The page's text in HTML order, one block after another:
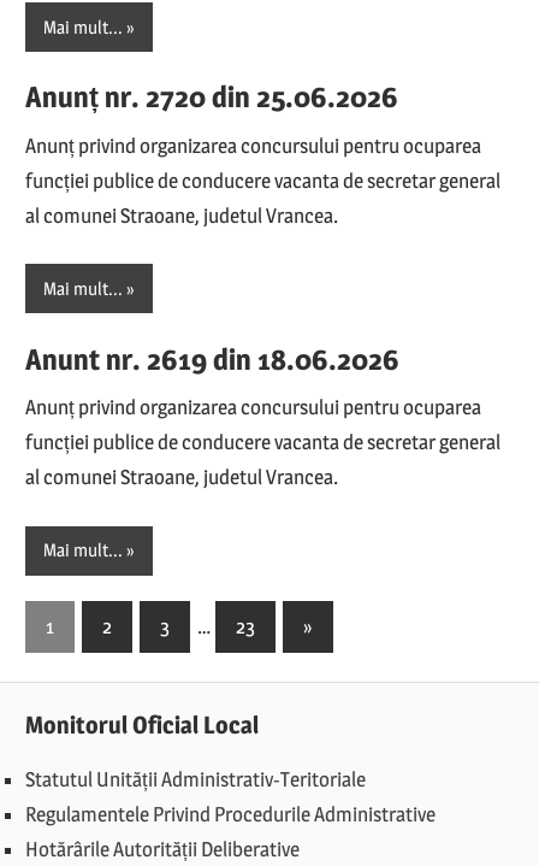
Mai mult...
Anunț nr. 2720 din 25.06.2026
Anunț privind organizarea concursului pentru ocuparea
funcției publice de conducere vacanta de secretar general
al comunei Straoane, judetul Vrancea.
Mai mult...
Anunt nr. 2619 din 18.06.2026
Anunț privind organizarea concursului pentru ocuparea
funcției publice de conducere vacanta de secretar general
al comunei Straoane, judetul Vrancea.
Mai mult...
Paginație
1 2 3 … 23
Next
Posts
»
Monitorul Oficial Local
Statutul Unității Administrativ-Teritoriale
Regulamentele Privind Procedurile Administrative
Hotărârile Autorității Deliberative